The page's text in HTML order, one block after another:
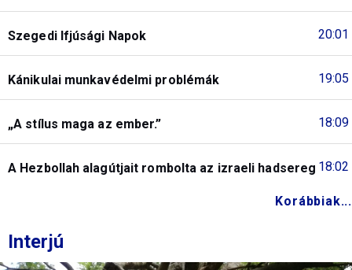
20:01
Szegedi Ifjúsági Napok
19:05
Kánikulai munkavédelmi problémák
18:09
„A stílus maga az ember.”
18:02
A Hezbollah alagútjait rombolta az izraeli hadsereg
Korábbiak...
Interjú